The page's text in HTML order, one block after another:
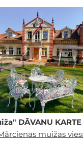
DĀVANU KARTE
muižas